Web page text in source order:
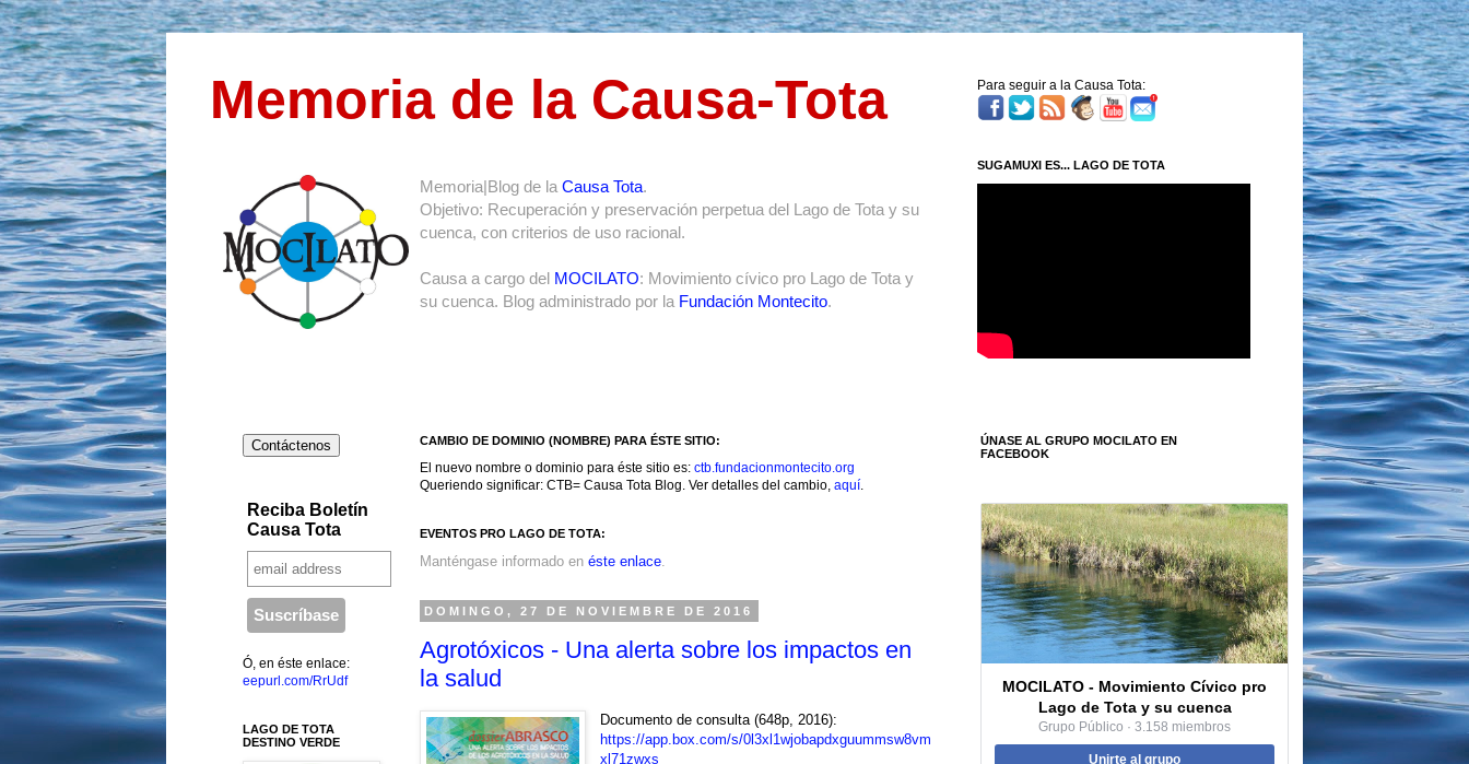
Memoria de la Causa-Tota
Memoria|Blog de la Causa Tota.
Objetivo: Recuperación y preservación perpetua del Lago de Tota y su
cuenca, con criterios de uso racional.
Causa a cargo del MOCILATO: Movimiento cívico pro Lago de Tota y
su cuenca. Blog administrado por la Fundación Montecito.
Para seguir a la Causa Tota:
SUGAMUXI ES... LAGO DE TOTA
CAMBIO DE DOMINIO (NOMBRE) PARA ÉSTE SITIO:
El nuevo nombre o dominio para éste sitio es: ctb.fundacionmontecito.org
Queriendo significar: CTB= Causa Tota Blog. Ver detalles del cambio, aquí.
EVENTOS PRO LAGO DE TOTA:
Manténgase informado en éste enlace.
DOMINGO, 27 DE NOVIEMBRE DE 2016
Agrotóxicos - Una alerta sobre los impactos en
la salud
Documento de consulta (648p, 2016):
https://app.box.com/s/0l3xl1wjobapdxguummsw8vm
xl71zwxs
Contáctenos
Reciba Boletín
Causa Tota
Ó, en éste enlace:
eepurl.com/RrUdf
LAGO DE TOTA
DESTINO VERDE
ÚNASE AL GRUPO MOCILATO EN
FACEBOOK
MOCILATO - Movimiento Cívico pro
Lago de Tota y su cuenca
Grupo Público · 3.158 miembros
Unirte al grupo